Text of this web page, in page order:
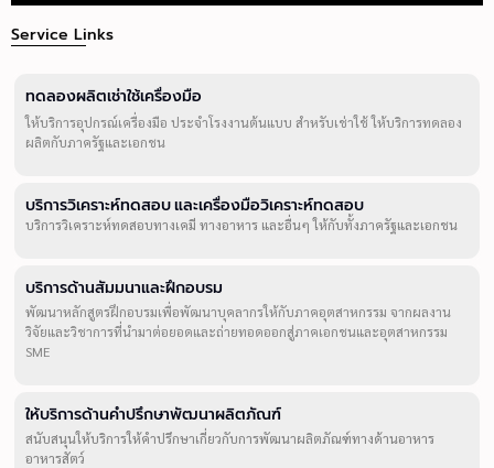
Service Links
ทดลองผลิตเช่าใช้เครื่องมือ
ให้บริการอุปกรณ์เครื่องมือ ประจำโรงงานต้นแบบ สำหรับเช่าใช้ ให้บริการทดลอง
ผลิตกับภาครัฐและเอกชน
บริการวิเคราะห์ทดสอบ และเครื่องมือวิเคราะห์ทดสอบ
บริการวิเคราะห์ทดสอบทางเคมี ทางอาหาร และอื่นๆ ให้กับทั้งภาครัฐและเอกชน
บริการด้านสัมมนาและฝึกอบรม
พัฒนาหลักสูตรฝึกอบรมเพื่อพัฒนาบุคลากรให้กับภาคอุตสาหกรรม จากผลงาน
วิจัยและวิชาการที่นำมาต่อยอดและถ่ายทอดออกสู่ภาคเอกชนและอุตสาหกรรม
SME
ให้บริการด้านคำปรึกษาพัฒนาผลิตภัณฑ์
สนับสนุนให้บริการให้คำปรึกษาเกี่ยวกับการพัฒนาผลิตภัณฑ์ทางด้านอาหาร
อาหารสัตว์